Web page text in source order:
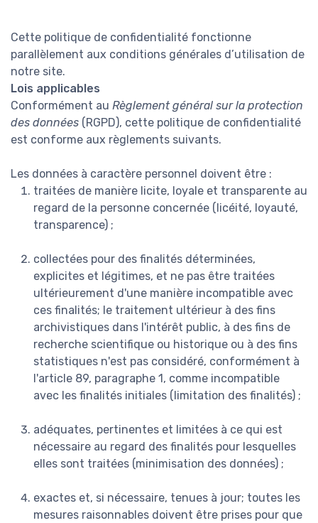
Cette politique de confidentialité fonctionne
parallèlement aux conditions générales d’utilisation de
notre site.
Lois applicables
Conformément au Règlement général sur la protection
des données (RGPD), cette politique de confidentialité
est conforme aux règlements suivants.
Les données à caractère personnel doivent être :
traitées de manière licite, loyale et transparente au
regard de la personne concernée (licéité, loyauté,
transparence) ;
collectées pour des finalités déterminées,
explicites et légitimes, et ne pas être traitées
ultérieurement d'une manière incompatible avec
ces finalités; le traitement ultérieur à des fins
archivistiques dans l'intérêt public, à des fins de
recherche scientifique ou historique ou à des fins
statistiques n'est pas considéré, conformément à
l'article 89, paragraphe 1, comme incompatible
avec les finalités initiales (limitation des finalités) ;
adéquates, pertinentes et limitées à ce qui est
nécessaire au regard des finalités pour lesquelles
elles sont traitées (minimisation des données) ;
exactes et, si nécessaire, tenues à jour; toutes les
mesures raisonnables doivent être prises pour que